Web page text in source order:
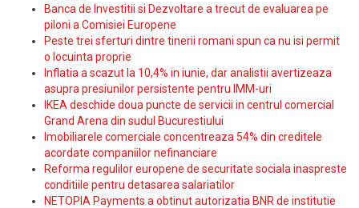
Banca de Investitii si Dezvoltare a trecut de evaluarea pe
piloni a Comisiei Europene
Peste trei sferturi dintre tinerii romani spun ca nu isi permit
o locuinta proprie
Inflatia a scazut la 10,4% in iunie, dar analistii avertizeaza
asupra presiunilor persistente pentru IMM-uri
IKEA deschide doua puncte de servicii in centrul comercial
Grand Arena din sudul Bucurestiului
Imobiliarele comerciale concentreaza 54% din creditele
acordate companiilor nefinanciare
Reforma regulilor europene de securitate sociala inaspreste
conditiile pentru detasarea salariatilor
NETOPIA Payments a obtinut autorizatia BNR de institutie